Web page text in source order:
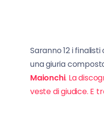
Saranno 12 i
una giuria
Maionchi. La
veste di giudice. E